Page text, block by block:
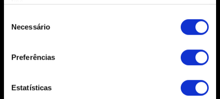
Se permitir, gostaríamos também de:
geográfica as quais podem ter uma precisão de
vários metros
ativa as características específicas (impressão
Necessário
Preferências
Estatísticas